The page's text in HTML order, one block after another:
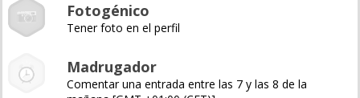
Fotogénico
Tener foto en el perfil
Madrugador
Comentar una entrada entre las 7 y las 8 de la